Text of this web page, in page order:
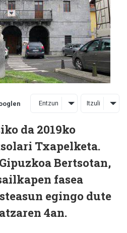
Entzun Itzuli
da 2019ko
Txapelketa.
Bertsotan,
fasea
egingo dute
4an.